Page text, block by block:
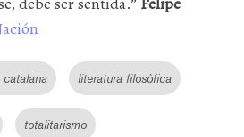
catalana literatura filosòfica
totalitarismo